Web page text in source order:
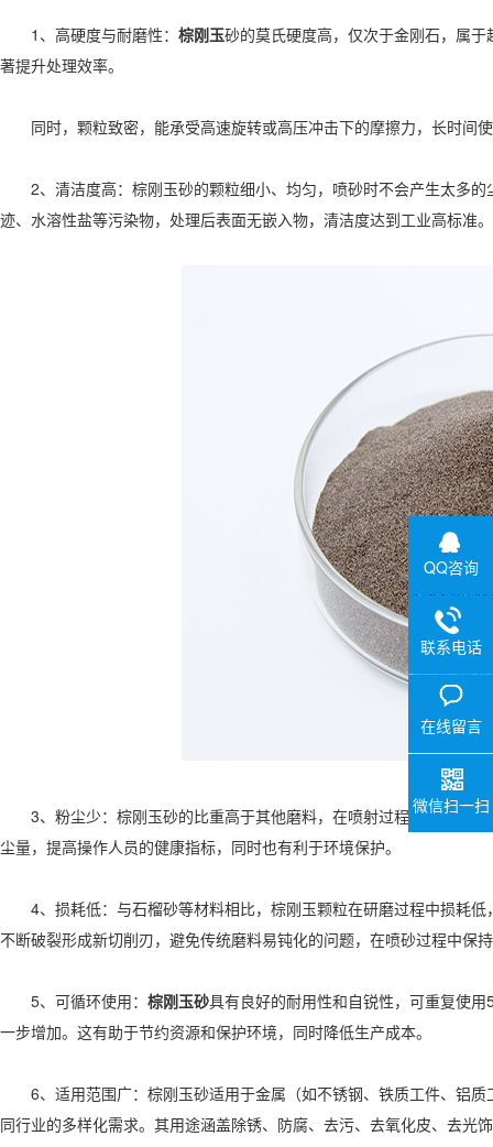
1、高硬度与耐磨性： 棕刚玉砂的莫氏硬度高，仅次于金刚石，属
著提升处理效率。
同时，颗粒致密，能承受高速旋转或高压冲击下的摩擦力，长时间
2、清洁度高：棕刚玉砂的颗粒细小、均匀，喷砂时不会产生太多的
迹、水溶性盐等污染物，处理后表面无嵌入物，清洁度达到工业高标准。
3、粉尘少：棕刚玉砂的比重高于其他磨料，在喷射过程中产生的粉
尘量，提高操作人员的健康指标，同时也有利于环境保护。
4、损耗低：与石榴砂等材料相比，棕刚玉颗粒在研磨过程中损耗低
不断破裂形成新切削刃，避免传统磨料易钝化的问题，在喷砂过程中保
5、可循环使用： 棕刚玉砂具有良好的耐用性和自锐性，可重复使
一步增加。这有助于节约资源和保护环境，同时降低生产成本。
6、适用范围广：棕刚玉砂适用于金属（如不锈钢、铁质工件、铝质
同行业的多样化需求。其用途涵盖除锈、防腐、去污、去氧化皮、去
QQ咨询
联系电话
在线留言
微信扫一扫